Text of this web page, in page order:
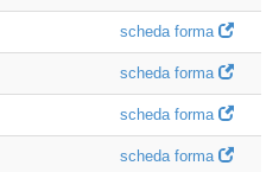
scheda forma
scheda forma
scheda forma
scheda forma